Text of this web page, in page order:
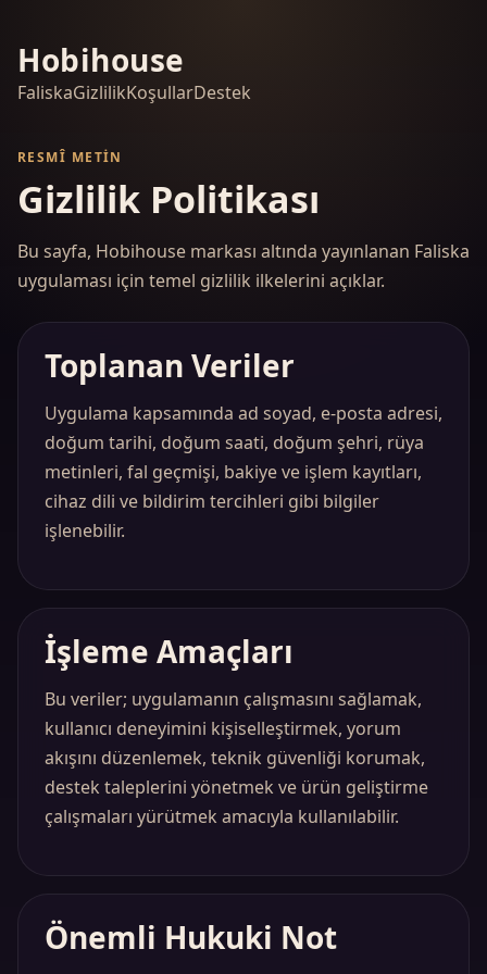
Hobihouse
FaliskaGizlilikKoşullarDestek
RESMÎ METIN
Gizlilik Politikası
Bu sayfa, Hobihouse markası altında yayınlanan Faliska
uygulaması için temel gizlilik ilkelerini açıklar.
Toplanan Veriler
Uygulama kapsamında ad soyad, e-posta adresi,
doğum tarihi, doğum saati, doğum şehri, rüya
metinleri, fal geçmişi, bakiye ve işlem kayıtları,
cihaz dili ve bildirim tercihleri gibi bilgiler
işlenebilir.
İşleme Amaçları
Bu veriler; uygulamanın çalışmasını sağlamak,
kullanıcı deneyimini kişiselleştirmek, yorum
akışını düzenlemek, teknik güvenliği korumak,
destek taleplerini yönetmek ve ürün geliştirme
çalışmaları yürütmek amacıyla kullanılabilir.
Önemli Hukuki Not